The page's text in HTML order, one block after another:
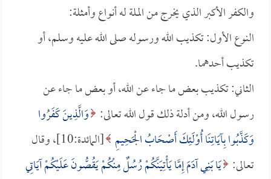
والكفر الأكبر الذي يخرج من الملة له أنواع وأمثلة:
النوع الأول: تكذيب الله ورسوله صلى الله عليه وسلم، أو
تكذيب أحدهما.
الثاني: تكذيب بعض ما جاء عن الله، أو بعض ما جاء عن
رسول الله، ومن أدلة ذلك قول الله تعالى: وَالَّذِينَ كَفَرُوا
وَكَذَّبُوا بِآيَاتِنَا أُوْلَئِكَ أَصْحَابُ الْجَحِيمِ
[المائدة:10]، وقال
تعالى: يَا بَنِي آدَمَ إِمَّا يَأْتِيَنَّكُمْ رُسُلٌ مِنْكُمْ يَقُصُّونَ عَلَيْكُمْ آيَاتِي